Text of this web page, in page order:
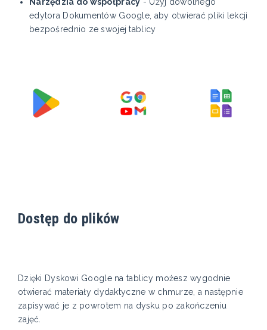
edytora Dokumentów Google, aby otwierać pliki lekcji
bezpośrednio ze swojej tablicy
Dostęp do plików
Dzięki Dyskowi Google na tablicy możesz wygodnie
otwierać materiały dydaktyczne w chmurze, a następnie
zapisywać je z powrotem na dysku po zakończeniu
zajęć.